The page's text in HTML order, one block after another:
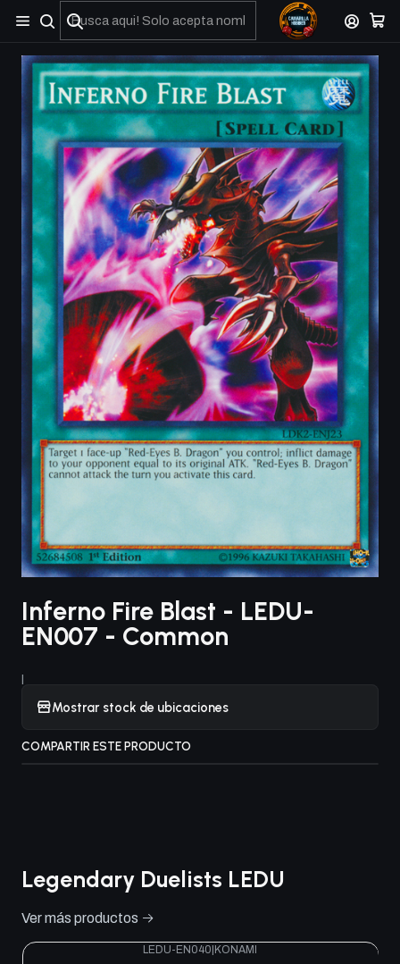
No olviden reportar sus depositos y transferencias por Whatsapp
Inferno Fire Blast - LEDU-
EN007 - Common
|
Mostrar stock de ubicaciones
COMPARTIR ESTE PRODUCTO
Legendary Duelists LEDU
Ver más productos
LEDU-EN040 KONAMI